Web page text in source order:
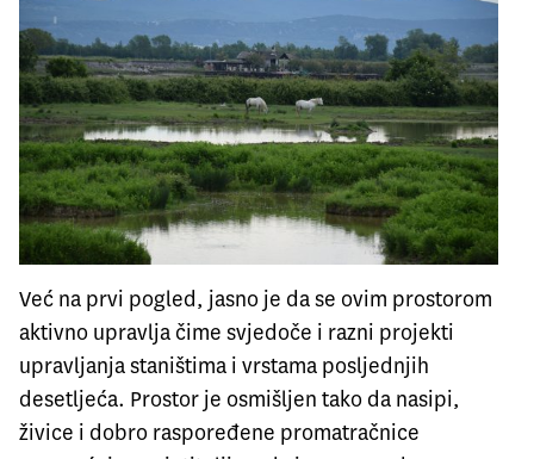
Već na prvi pogled, jasno je da se ovim prostorom
aktivno upravlja čime svjedoče i razni projekti
upravljanja staništima i vrstama posljednjih
desetljeća. Prostor je osmišljen tako da nasipi,
živice i dobro raspoređene promatračnice